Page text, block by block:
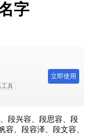
字
工具
立即使用
段兴容、段思容、段
容、段容泽、段文容、